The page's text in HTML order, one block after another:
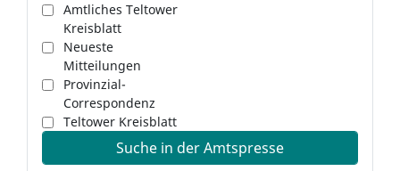
Amtliches Teltower
Kreisblatt
Neueste
Mitteilungen
Provinzial-
Correspondenz
Teltower Kreisblatt
Suche in der Amtspresse